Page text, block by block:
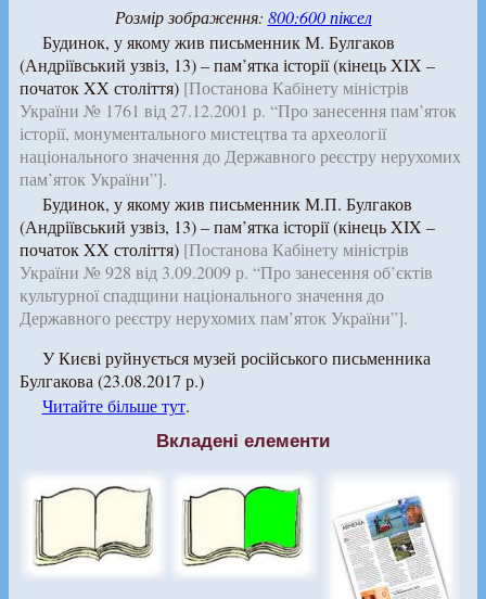
Розмір зображення: 800:600 піксел
Будинок, у якому жив письменник М. Булгаков
(Андріївський узвіз, 13) – пам’ятка історії (кінець XIX –
початок XX століття) [Постанова Кабінету міністрів
України № 1761 від 27.12.2001 р. “Про занесення пам’яток
історії, монументального мистецтва та археології
національного значення до Державного реєстру нерухомих
пам’яток України”].
Будинок, у якому жив письменник М.П. Булгаков
(Андріївський узвіз, 13) – пам’ятка історії (кінець XIX –
початок XX століття) [Постанова Кабінету міністрів
України № 928 від 3.09.2009 р. “Про занесення об’єктів
культурної спадщини національного значення до
Державного реєстру нерухомих пам’яток України”].
У Києві руйнується музей російського письменника
Булгакова (23.08.2017 р.)
Читайте більше тут.
Вкладені елементи